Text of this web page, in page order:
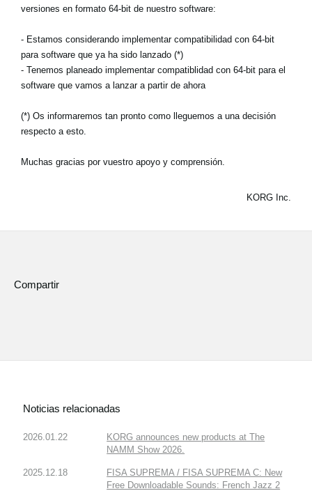
versiones en formato 64-bit de nuestro software:
- Estamos considerando implementar compatibilidad con 64-bit
para software que ya ha sido lanzado (*)
- Tenemos planeado implementar compatiblidad con 64-bit para el
software que vamos a lanzar a partir de ahora
(*) Os informaremos tan pronto como lleguemos a una decisión
respecto a esto.
Muchas gracias por vuestro apoyo y comprensión.
KORG Inc.
Compartir
Noticias relacionadas
2026.01.22
KORG announces new products at The
NAMM Show 2026.
2025.12.18
FISA SUPREMA / FISA SUPREMA C: New
Free Downloadable Sounds: French Jazz 2